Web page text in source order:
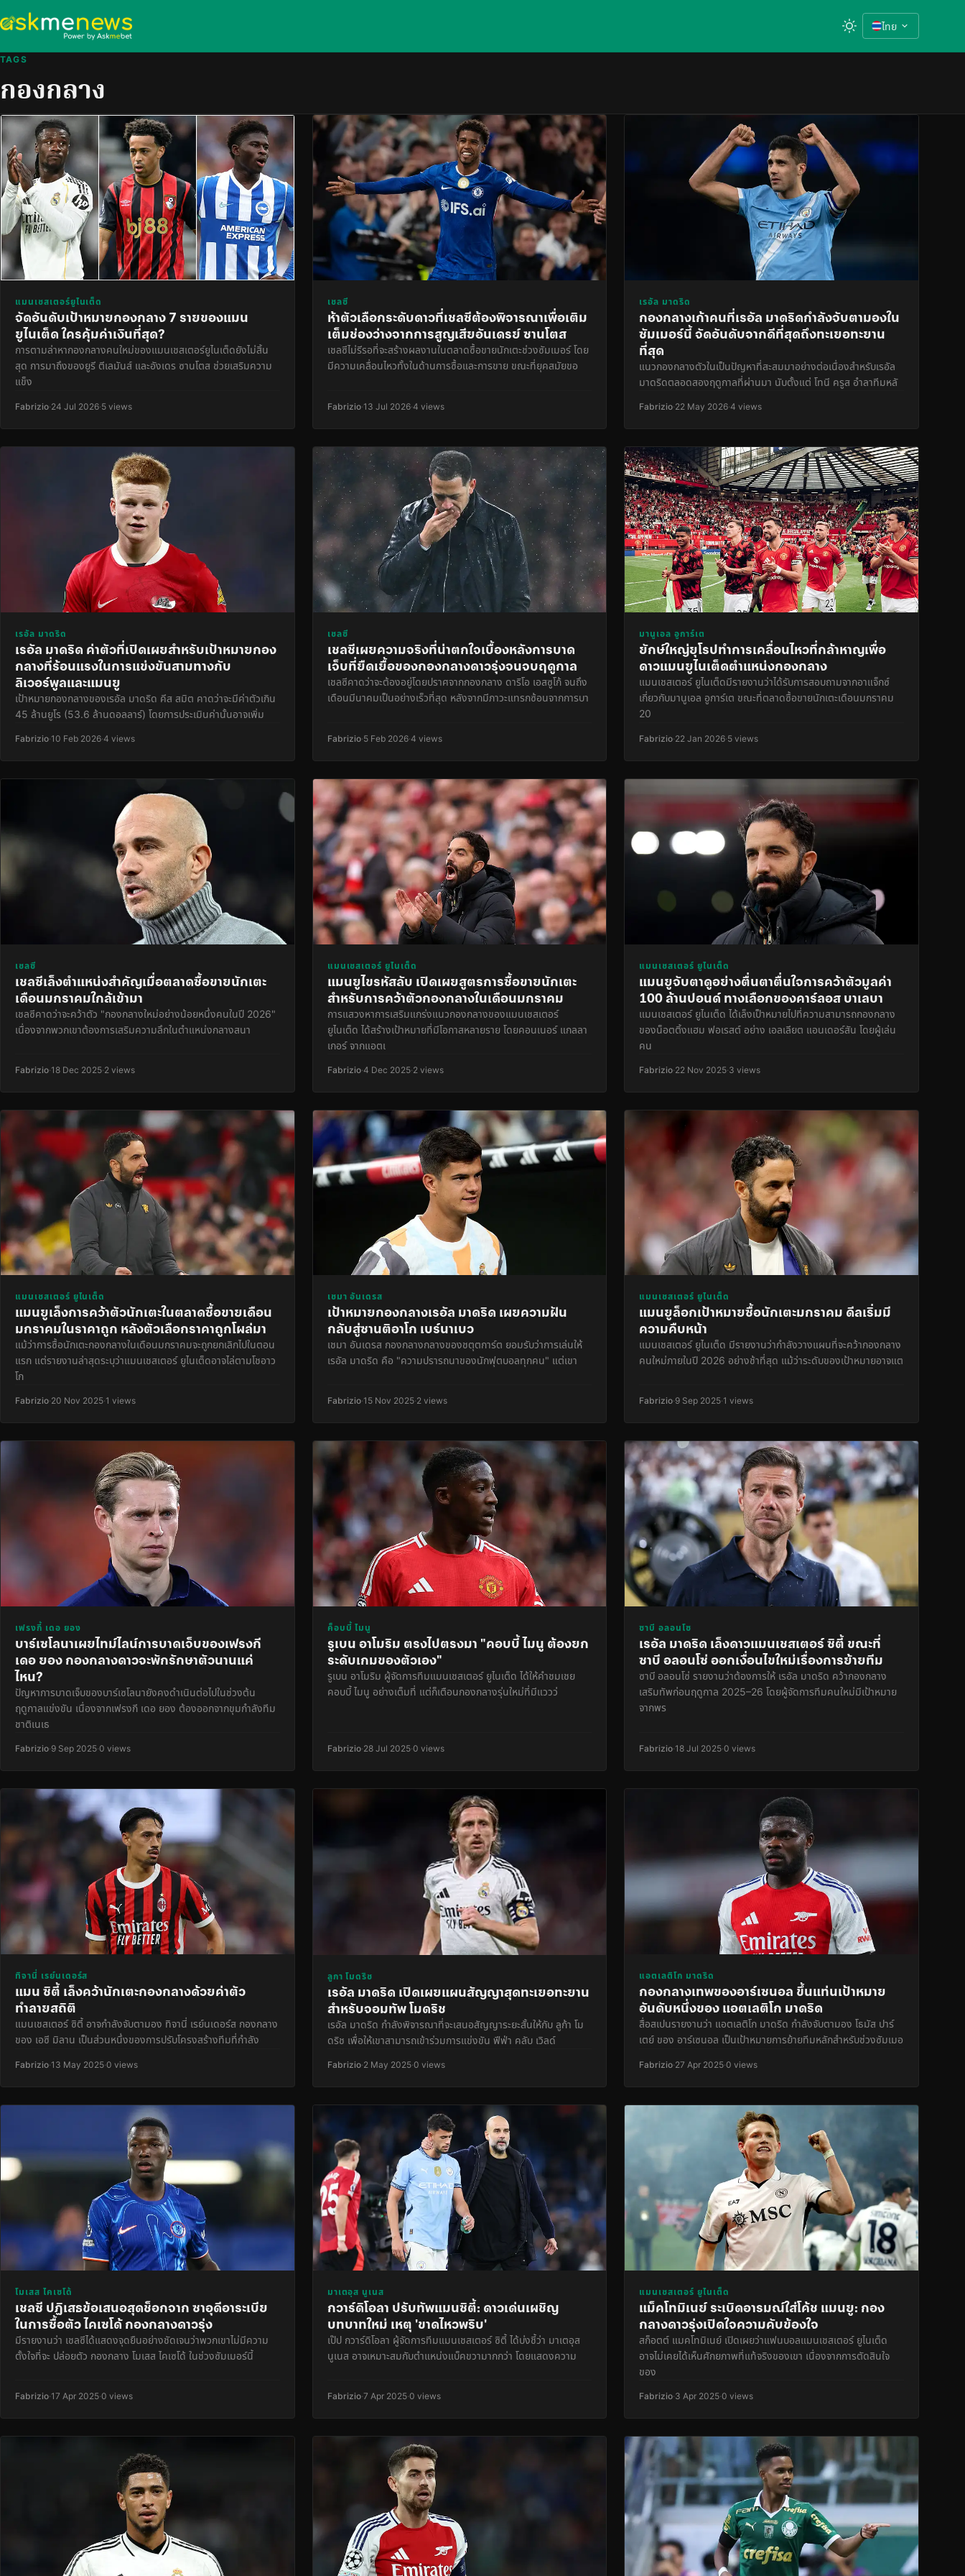
ไทย
TAGS
กองกลาง
แมนเชสเตอร์ยูไนเต็ด
จัดอันดับเป้าหมายกองกลาง 7 รายของแมน
ยูไนเต็ด ใครคุ้มค่าเงินที่สุด?
การตามล่าหากองกลางคนใหม่ของแมนเชสเตอร์ยูไนเต็ดยังไม่สิ้น
สุด การมาถึงของยูรี ตีเลมันส์ และอังเดร ซานโตส ช่วยเสริมความ
แข็ง
Fabrizio·24 Jul 2026·5 views
เชลซี
ห้าตัวเลือกระดับดาวที่เชลซีต้องพิจารณาเพื่อเติม
เต็มช่องว่างจากการสูญเสียอันเดรย์ ซานโตส
เชลซีไม่รีรอที่จะสร้างผลงานในตลาดซื้อขายนักเตะช่วงซัมเมอร์ โดย
มีความเคลื่อนไหวทั้งในด้านการซื้อและการขาย ขณะที่ยุคสมัยขอ
Fabrizio·13 Jul 2026·4 views
เรอัล มาดริด
กองกลางเก้าคนที่เรอัล มาดริดกำลังจับตามองใน
ซัมเมอร์นี้ จัดอันดับจากดีที่สุดถึงทะเยอทะยาน
ที่สุด
แนวกองกลางตัวในเป็นปัญหาที่สะสมมาอย่างต่อเนื่องสำหรับเรอัล
มาดริดตลอดสองฤดูกาลที่ผ่านมา นับตั้งแต่ โทนี ครูส อำลาทีมหลั
Fabrizio·22 May 2026·4 views
เรอัล มาดริด
เรอัล มาดริด ค่าตัวที่เปิดเผยสำหรับเป้าหมายกอง
กลางที่ร้อนแรงในการแข่งขันสามทางกับ
ลิเวอร์พูลและแมนยู
เป้าหมายกองกลางของเรอัล มาดริด คีส สมิต คาดว่าจะมีค่าตัวเกิน
45 ล้านยูโร (53.6 ล้านดอลลาร์) โดยการประเมินค่านั้นอาจเพิ่ม
Fabrizio·10 Feb 2026·4 views
เชลซี
เชลซีเผยความจริงที่น่าตกใจเบื้องหลังการบาด
เจ็บที่ยืดเยื้อของกองกลางดาวรุ่งจนจบฤดูกาล
เชลซีคาดว่าจะต้องอยู่โดยปราศจากกองกลาง ดาริโอ เอสซูโก้ จนถึง
เดือนมีนาคมเป็นอย่างเร็วที่สุด หลังจากมีภาวะแทรกซ้อนจากการบา
Fabrizio·5 Feb 2026·4 views
มานูเอล อูการ์เต
ยักษ์ใหญ่ยุโรปทำการเคลื่อนไหวที่กล้าหาญเพื่อ
ดาวแมนยูไนเต็ดตำแหน่งกองกลาง
แมนเชสเตอร์ ยูไนเต็ดมีรายงานว่าได้รับการสอบถามจากอาแจ็กซ์
เกี่ยวกับมานูเอล อูการ์เต ขณะที่ตลาดซื้อขายนักเตะเดือนมกราคม
20
Fabrizio·22 Jan 2026·5 views
เชลซี
เชลซีเล็งตำแหน่งสำคัญเมื่อตลาดซื้อขายนักเตะ
เดือนมกราคมใกล้เข้ามา
เชลซีคาดว่าจะคว้าตัว "กองกลางใหม่อย่างน้อยหนึ่งคนในปี 2026"
เนื่องจากพวกเขาต้องการเสริมความลึกในตำแหน่งกลางสนา
Fabrizio·18 Dec 2025·2 views
แมนเชสเตอร์ ยูไนเต็ด
แมนยูไขรหัสลับ เปิดเผยสูตรการซื้อขายนักเตะ
สำหรับการคว้าตัวกองกลางในเดือนมกราคม
การแสวงหาการเสริมแกร่งแนวกองกลางของแมนเชสเตอร์
ยูไนเต็ด ได้สร้างเป้าหมายที่มีโอกาสหลายราย โดยคอนเนอร์ แกลลา
เกอร์ จากแอตเ
Fabrizio·4 Dec 2025·2 views
แมนเชสเตอร์ ยูไนเต็ด
แมนยูจับตาดูอย่างตื่นตาตื่นใจการคว้าตัวมูลค่า
100 ล้านปอนด์ ทางเลือกของคาร์ลอส บาเลบา
แมนเชสเตอร์ ยูไนเต็ด ได้เล็งเป็าหมายไปที่ความสามารถกองกลาง
ของน็อตติ้งแฮม ฟอเรสต์ อย่าง เอลเลียต แอนเดอร์สัน โดยผู้เล่น
คน
Fabrizio·22 Nov 2025·3 views
แมนเชสเตอร์ ยูไนเต็ด
แมนยูเล็งการคว้าตัวนักเตะในตลาดซื้อขายเดือน
มกราคมในราคาถูก หลังตัวเลือกราคาถูกโผล่มา
แม้ว่าการซื้อนักเตะกองกลางในเดือนมกราคมจะถูกยกเลิกไปในตอน
แรก แต่รายงานล่าสุดระบุว่าแมนเชสเตอร์ ยูไนเต็ดอาจไล่ตามโชอาว
โก
Fabrizio·20 Nov 2025·1 views
เชมา อันเดรส
เป้าหมายกองกลางเรอัล มาดริด เผยความฝัน
กลับสู่ซานติอาโก เบร์นาเบว
เชมา อันเดรส กองกลางกลางของชตุตการ์ต ยอมรับว่าการเล่นให้
เรอัล มาดริด คือ "ความปรารถนาของนักฟุตบอลทุกคน" แต่เขา
Fabrizio·15 Nov 2025·2 views
แมนเชสเตอร์ ยูไนเต็ด
แมนยูล็อกเป้าหมายซื้อนักเตะมกราคม ดีลเริ่มมี
ความคืบหน้า
แมนเชสเตอร์ ยูไนเต็ด มีรายงานว่ากำลังวางแผนที่จะคว้ากองกลาง
คนใหม่ภายในปี 2026 อย่างช้าที่สุด แม้ว่าระดับของเป้าหมายอาจแต
Fabrizio·9 Sep 2025·1 views
เฟรงกี้ เดอ ยอง
บาร์เซโลนาเผยไทม์ไลน์การบาดเจ็บของเฟรงกี
เดอ ยอง กองกลางดาวจะพักรักษาตัวนานแค่
ไหน?
ปัญหาการบาดเจ็บของบาร์เซโลนายังคงดำเนินต่อไปในช่วงต้น
ฤดูกาลแข่งขัน เนื่องจากเฟรงกี เดอ ยอง ต้องออกจากขุมกำลังทีม
ชาติเนเธ
Fabrizio·9 Sep 2025·0 views
ค็อบบี้ ไมนู
รูเบน อาโมริม ตรงไปตรงมา "คอบบี้ ไมนู ต้องยก
ระดับเกมของตัวเอง"
รูเบน อาโมริม ผู้จัดการทีมแมนเชสเตอร์ ยูไนเต็ด ได้ให้คำชมเชย
คอบบี้ ไมนู อย่างเต็มที่ แต่ก็เตือนกองกลางรุ่นใหม่ที่มีแววว่
Fabrizio·28 Jul 2025·0 views
ซาบี อลอนโซ
เรอัล มาดริด เล็งดาวแมนเชสเตอร์ ซิตี้ ขณะที่
ซาบี อลอนโซ่ ออกเงื่อนไขใหม่เรื่องการย้ายทีม
ซาบี อลอนโซ่ รายงานว่าต้องการให้ เรอัล มาดริด คว้ากองกลาง
เสริมทัพก่อนฤดูกาล 2025–26 โดยผู้จัดการทีมคนใหม่มีเป้าหมาย
จากพร
Fabrizio·18 Jul 2025·0 views
ทิจานี่ เรย์นเดอร์ส
แมน ซิตี้ เล็งคว้านักเตะกองกลางด้วยค่าตัว
ทำลายสถิติ
แมนเชสเตอร์ ซิตี้ อาจกำลังจับตามอง ทิจานี่ เรย์นเดอร์ส กองกลาง
ของ เอซี มิลาน เป็นส่วนหนึ่งของการปรับโครงสร้างทีมที่กำลัง
Fabrizio·13 May 2025·0 views
ลูกา โมดริช
เรอัล มาดริด เปิดเผยแผนสัญญาสุดทะเยอทะยาน
สำหรับจอมทัพ โมดริช
เรอัล มาดริด กำลังพิจารณาที่จะเสนอสัญญาระยะสั้นให้กับ ลูก้า โม
ดริช เพื่อให้เขาสามารถเข้าร่วมการแข่งขัน ฟีฟ่า คลับ เวิลด์
Fabrizio·2 May 2025·0 views
แอตเลติโก มาดริด
กองกลางเทพของอาร์เซนอล ขึ้นแท่นเป้าหมาย
อันดับหนึ่งของ แอตเลติโก มาดริด
สื่อสเปนรายงานว่า แอตเลติโก มาดริด กำลังจับตามอง โธมัส ปาร์
เตย์ ของ อาร์เซนอล เป็นเป้าหมายการย้ายทีมหลักสำหรับช่วงซัมเมอ
Fabrizio·27 Apr 2025·0 views
โมเสส ไคเซโด้
เชลซี ปฏิเสธข้อเสนอสุดช็อกจาก ซาอุดีอาระเบีย
ในการซื้อตัว ไคเซโด้ กองกลางดาวรุ่ง
มีรายงานว่า เชลซีได้แสดงจุดยืนอย่างชัดเจนว่าพวกเขาไม่มีความ
ตั้งใจที่จะ ปล่อยตัว กองกลาง โมเสส ไคเซโด้ ในช่วงซัมเมอร์นี้
Fabrizio·17 Apr 2025·0 views
มาเตอุส นูเนส
กวาร์ดิโอลา ปรับทัพแมนซิตี้: ดาวเด่นเผชิญ
บทบาทใหม่ เหตุ 'ขาดไหวพริบ'
เป๊ป กวาร์ดิโอลา ผู้จัดการทีมแมนเชสเตอร์ ซิตี้ ได้บ่งชี้ว่า มาเตอุส
นูเนส อาจเหมาะสมกับตำแหน่งแบ็คขวามากกว่า โดยแสดงความ
Fabrizio·7 Apr 2025·0 views
แมนเชสเตอร์ ยูไนเต็ด
แม็คโทมิเนย์ ระเบิดอารมณ์ใส่โค้ช แมนยู: กอง
กลางดาวรุ่งเปิดใจความคับข้องใจ
สก็อตต์ แมคโทมิเนย์ เปิดเผยว่าแฟนบอลแมนเชสเตอร์ ยูไนเต็ด
อาจไม่เคยได้เห็นศักยภาพที่แท้จริงของเขา เนื่องจากการตัดสินใจ
ของ
Fabrizio·3 Apr 2025·0 views